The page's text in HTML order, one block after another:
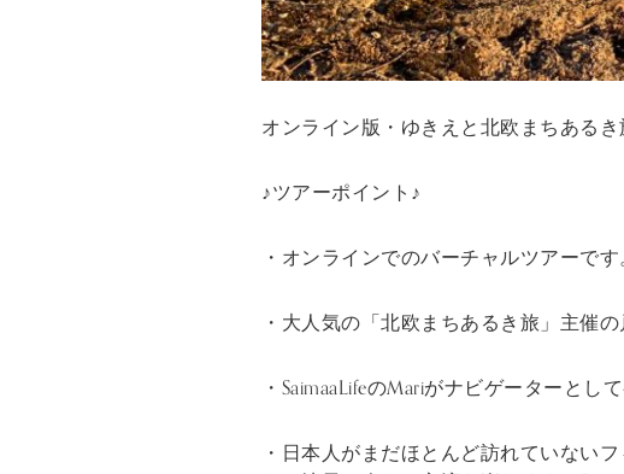
オンライン版・ゆきえと北欧まちある
♪ツアーポイント♪
・オンラインでのバーチャルツアーです。
・大人気の「北欧まちあるき旅」主催
・SaimaaLifeのMariがナビゲーターとし
・日本人がまだほとんど訪れていない